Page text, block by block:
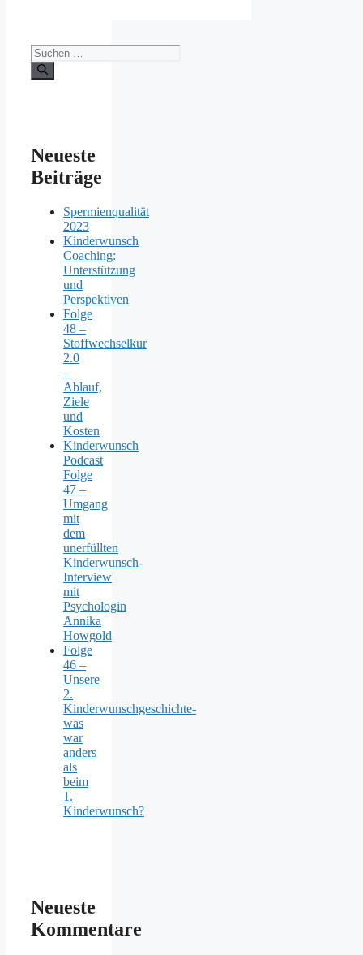
Suchen
nach:
Neueste
Beiträge
Spermienqualität
2023
Kinderwunsch
Coaching:
Unterstützung
und
Perspektiven
Folge
48 –
Stoffwechselkur
2.0
–
Ablauf,
Ziele
und
Kosten
Kinderwunsch
Podcast
Folge
47 –
Umgang
mit
dem
unerfüllten
Kinderwunsch-
Interview
mit
Psychologin
Annika
Howgold
Folge
46 –
Unsere
2.
Kinderwunschgeschichte-
was
war
anders
als
beim
1.
Kinderwunsch?
Neueste
Kommentare